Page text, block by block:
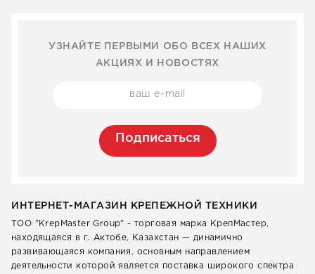
УЗНАЙТЕ ПЕРВЫМИ ОБО ВСЕХ НАШИХ
АКЦИЯХ И НОВОСТЯХ
Подписаться
ИНТЕРНЕТ-МАГАЗИН КРЕПЕЖНОЙ ТЕХНИКИ
ТОО "KrepMaster Group" - торговая марка КрепМастер,
находящаяся в г. Актобе, Казахстан — динамично
развивающаяся компания, основным направлением
деятельности которой является поставка широкого спектра